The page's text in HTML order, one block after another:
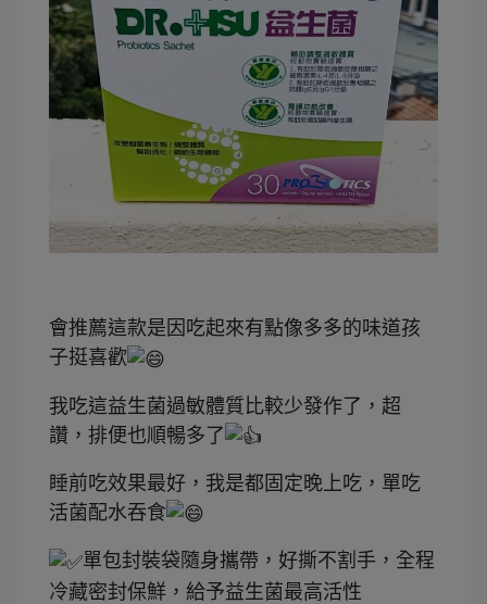
會推薦這款是因吃起來有點像多多的味道孩
子挺喜歡
我吃這益生菌過敏體質比較少發作了，超
讚，排便也順暢多了
睡前吃效果最好，我是都固定晚上吃，單吃
活菌配水吞食
單包封裝袋隨身攜帶，好撕不割手，全程
冷藏密封保鮮，給予益生菌最高活性